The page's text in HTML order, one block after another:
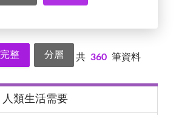
完整 分層 共 360 筆資料
人類生活需要